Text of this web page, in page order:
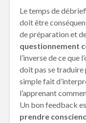
Le temps de
doit être
de préparation et
questionnement
l’inverse de ce que
doit pas se traduire
simple fait
l’apprenant
Un bon feedback
prendre